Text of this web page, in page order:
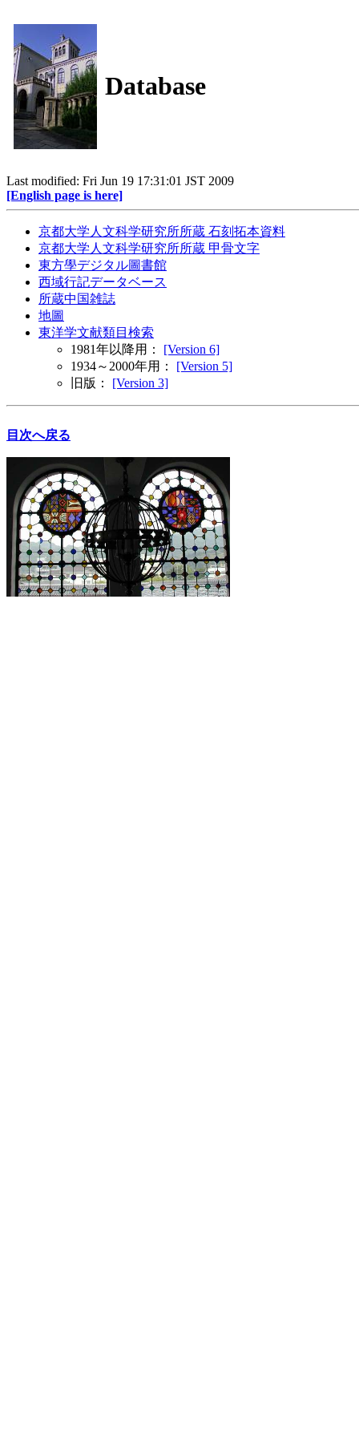
Database
Last modified: Fri Jun 19 17:31:01 JST 2009
[English page is here]
京都大学人文科学研究所所蔵 石刻拓本資料
京都大学人文科学研究所所蔵 甲骨文字
東方學デジタル圖書館
西域行記データベース
所蔵中国雑誌
地圖
東洋学文献類目検索
1981年以降用： [Version 6]
1934～2000年用： [Version 5]
旧版： [Version 3]
目次へ戻る